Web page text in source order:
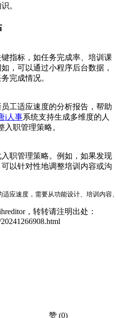
。
指标，如任务完成率、培训课
，可以通过小程序后台数据，
完成情况。
工适应速度的分析报告，帮助
i人事系统支持生成多维度的人
职管理策略。
职管理策略。例如，如果发现
以针对性地调整培训内容或沟
，转转请注明出处：
赞 (0)